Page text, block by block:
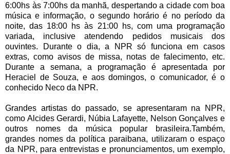
6:00hs às 7:00hs da manhã, despertando a cidade com boa
música e informação, o segundo horário é no período da
noite, das 18:00 hs às 21:00 hs, com uma programação
variada, inclusive atendendo pedidos musicais dos
ouvintes. Durante o dia, a
NPR só funciona em casos
extras, como avisos de missa, notas de falecimento, etc.
Durante a semana, a programação é apresentada por
Heraciel de Souza, e aos domingos, o comunicador, é o
conhecido Neco da NPR.
Grandes artistas do passado, se apresentaram na NPR,
como Alcides Gerardi, Núbia Lafayette, Nelson Gonçalves e
outros nomes da música popular brasileira.Também,
grandes nomes da política paraibana, utilizaram o espaço
da NPR, para entrevistas e pronunciamentos, um exemplo,